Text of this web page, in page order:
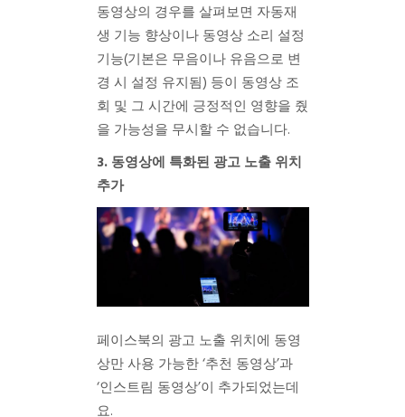
동영상의 경우를 살펴보면 자동재
생 기능 향상이나 동영상 소리 설정
기능(기본은 무음이나 유음으로 변
경 시 설정 유지됨) 등이 동영상 조
회 및 그 시간에 긍정적인 영향을 줬
을 가능성을 무시할 수 없습니다.
3. 동영상에 특화된 광고 노출 위치
추가
페이스북의 광고 노출 위치에 동영
상만 사용 가능한 ‘추천 동영상’과
‘인스트림 동영상’이 추가되었는데
요.